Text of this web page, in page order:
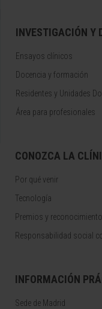
INVESTIGACIÓN Y
Ensayos clínicos
Docencia y formación
Residentes y Unidades
Área para profesionales
CONOZCA LA
Por qué venir
Tecnología
Premios y
Responsabilidad social
INFORMACIÓN
Sede de Madrid